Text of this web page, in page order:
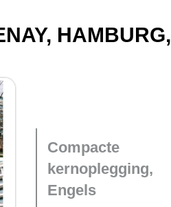
HAMBURG,
Compacte
kernoplegging,
Engels